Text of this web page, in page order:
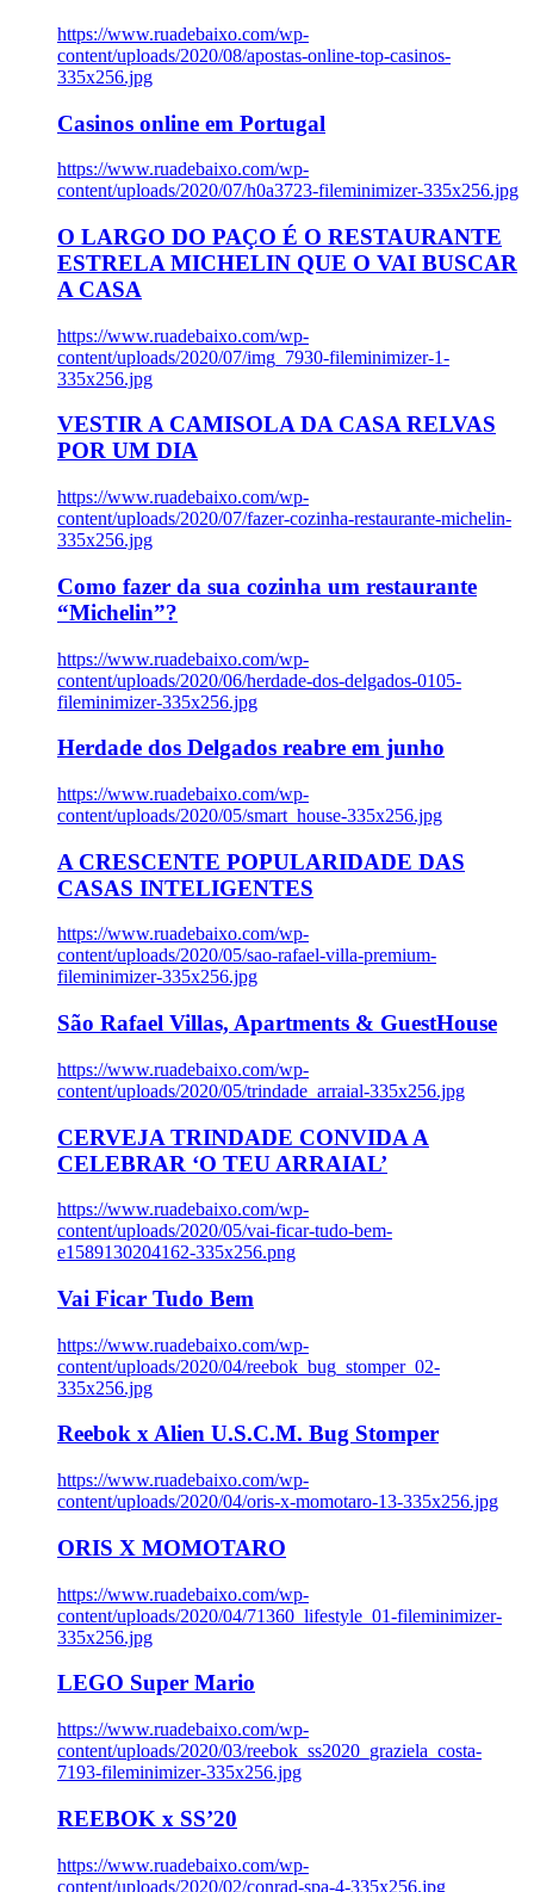
https://www.ruadebaixo.com/wp-
content/uploads/2020/08/apostas-online-top-casinos-
335x256.jpg
Casinos online em Portugal
https://www.ruadebaixo.com/wp-
content/uploads/2020/07/h0a3723-fileminimizer-335x256.jpg
O LARGO DO PAÇO É O RESTAURANTE
ESTRELA MICHELIN QUE O VAI BUSCAR
A CASA
https://www.ruadebaixo.com/wp-
content/uploads/2020/07/img_7930-fileminimizer-1-
335x256.jpg
VESTIR A CAMISOLA DA CASA RELVAS
POR UM DIA
https://www.ruadebaixo.com/wp-
content/uploads/2020/07/fazer-cozinha-restaurante-michelin-
335x256.jpg
Como fazer da sua cozinha um restaurante
“Michelin”?
https://www.ruadebaixo.com/wp-
content/uploads/2020/06/herdade-dos-delgados-0105-
fileminimizer-335x256.jpg
Herdade dos Delgados reabre em junho
https://www.ruadebaixo.com/wp-
content/uploads/2020/05/smart_house-335x256.jpg
A CRESCENTE POPULARIDADE DAS
CASAS INTELIGENTES
https://www.ruadebaixo.com/wp-
content/uploads/2020/05/sao-rafael-villa-premium-
fileminimizer-335x256.jpg
São Rafael Villas, Apartments & GuestHouse
https://www.ruadebaixo.com/wp-
content/uploads/2020/05/trindade_arraial-335x256.jpg
CERVEJA TRINDADE CONVIDA A
CELEBRAR ‘O TEU ARRAIAL’
https://www.ruadebaixo.com/wp-
content/uploads/2020/05/vai-ficar-tudo-bem-
e1589130204162-335x256.png
Vai Ficar Tudo Bem
https://www.ruadebaixo.com/wp-
content/uploads/2020/04/reebok_bug_stomper_02-
335x256.jpg
Reebok x Alien U.S.C.M. Bug Stomper
https://www.ruadebaixo.com/wp-
content/uploads/2020/04/oris-x-momotaro-13-335x256.jpg
ORIS X MOMOTARO
https://www.ruadebaixo.com/wp-
content/uploads/2020/04/71360_lifestyle_01-fileminimizer-
335x256.jpg
LEGO Super Mario
https://www.ruadebaixo.com/wp-
content/uploads/2020/03/reebok_ss2020_graziela_costa-
7193-fileminimizer-335x256.jpg
REEBOK x SS’20
https://www.ruadebaixo.com/wp-
content/uploads/2020/02/conrad-spa-4-335x256.jpg